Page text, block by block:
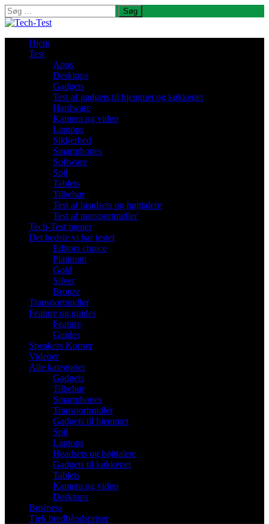
Søg
efter:
Hjem
Test
Apps
Desktops
Gadgets
Test af gadgets til hjemmet og køkkenet
Hardware
Kamera og video
Laptops
Sikkerhed
Smartphones
Software
Spil
Tablets
Tilbehør
Test af headsets og højttalere
Test af transportmidler
Tech-Test mener
Det bedste vi har testet
Editors choice
Platinum
Gold
Silver
Bronze
Transportmidler
Feature og guides
Feature
Guides
Speakers Korner
Videoer
Alle kategorier
Gadgets
Tilbehør
Smartphones
Transportmidler
Gadgets til hjemmet
Spil
Laptops
Headsets og højttalere
Gadgets til køkkenet
Tablets
Kamera og video
Desktops
Business
Tjek bredbåndspriser